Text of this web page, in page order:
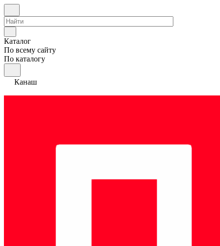
Каталог
По всему сайту
По каталогу
Канаш